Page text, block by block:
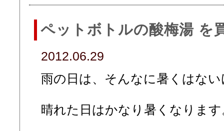
ペットボトルの酸梅湯 を
2012.06.29
雨の日は、そんなに暑くはな
晴れた日はかなり暑くなります